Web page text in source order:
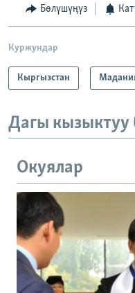
Бөлүшүңүз
Куржундар
Кыргызстан
Дагы кызыктуу
Окуялар